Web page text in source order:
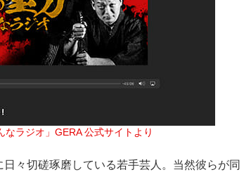
なラジオ」GERA 公式サイトより
日々切磋琢磨している若手芸人。当然彼らが同